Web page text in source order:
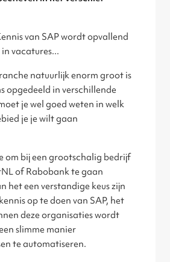
van SAP wordt opvallend
vacatures...
natuurlijk enorm groot is
opgedeeld in verschillende
je wel goed weten in welk
je je wilt gaan
om bij een grootschalig bedrijf
of Rabobank te gaan
het een verstandige keus zijn
op te doen van SAP, het
deze organisaties wordt
slimme manier
te automatiseren.